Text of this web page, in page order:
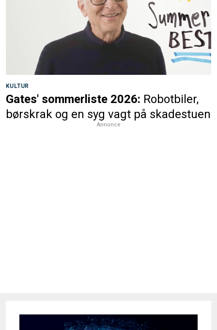
KULTUR
Gates' sommerliste 2026: Robotbiler,
børskrak og en syg vagt på skadestuen
Annonce